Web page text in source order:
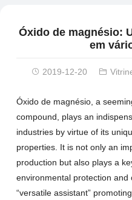
Óxido de magnésio:
em
2019-12-20
Óxido de magnésio, a
compound, plays an
industries by virtue of its
properties. It is not only an
production but also plays a
environmental protection and
“versatile assistant”